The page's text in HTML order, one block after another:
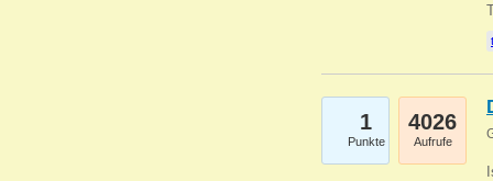
1
Punkte
4026
Aufrufe